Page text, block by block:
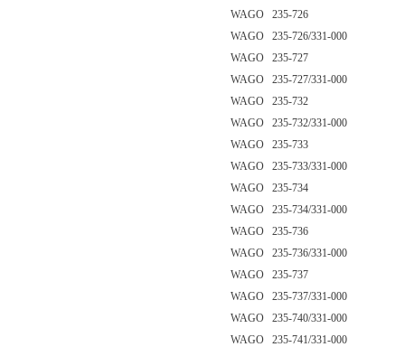
WAGO 235-726
WAGO 235-726/331-000
WAGO 235-727
WAGO 235-727/331-000
WAGO 235-732
WAGO 235-732/331-000
WAGO 235-733
WAGO 235-733/331-000
WAGO 235-734
WAGO 235-734/331-000
WAGO 235-736
WAGO 235-736/331-000
WAGO 235-737
WAGO 235-737/331-000
WAGO 235-740/331-000
WAGO 235-741/331-000